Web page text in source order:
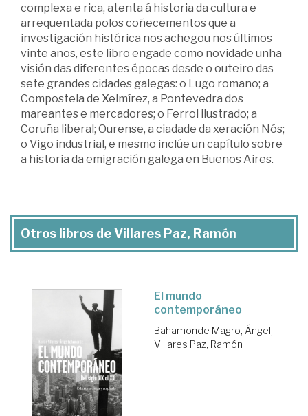
complexa e rica, atenta á historia da cultura e
arrequentada polos coñecementos que a
investigación histórica nos achegou nos últimos
vinte anos, este libro engade como novidade unha
visión das diferentes épocas desde o outeiro das
sete grandes cidades galegas: o Lugo romano; a
Compostela de Xelmírez, a Pontevedra dos
mareantes e mercadores; o Ferrol ilustrado; a
Coruña liberal; Ourense, a ciadade da xeración Nós;
o Vigo industrial, e mesmo inclúe un capítulo sobre
a historia da emigración galega en Buenos Aires.
Otros libros de Villares Paz, Ramón
El mundo
contemporáneo
Bahamonde Magro, Ángel;
Villares Paz, Ramón